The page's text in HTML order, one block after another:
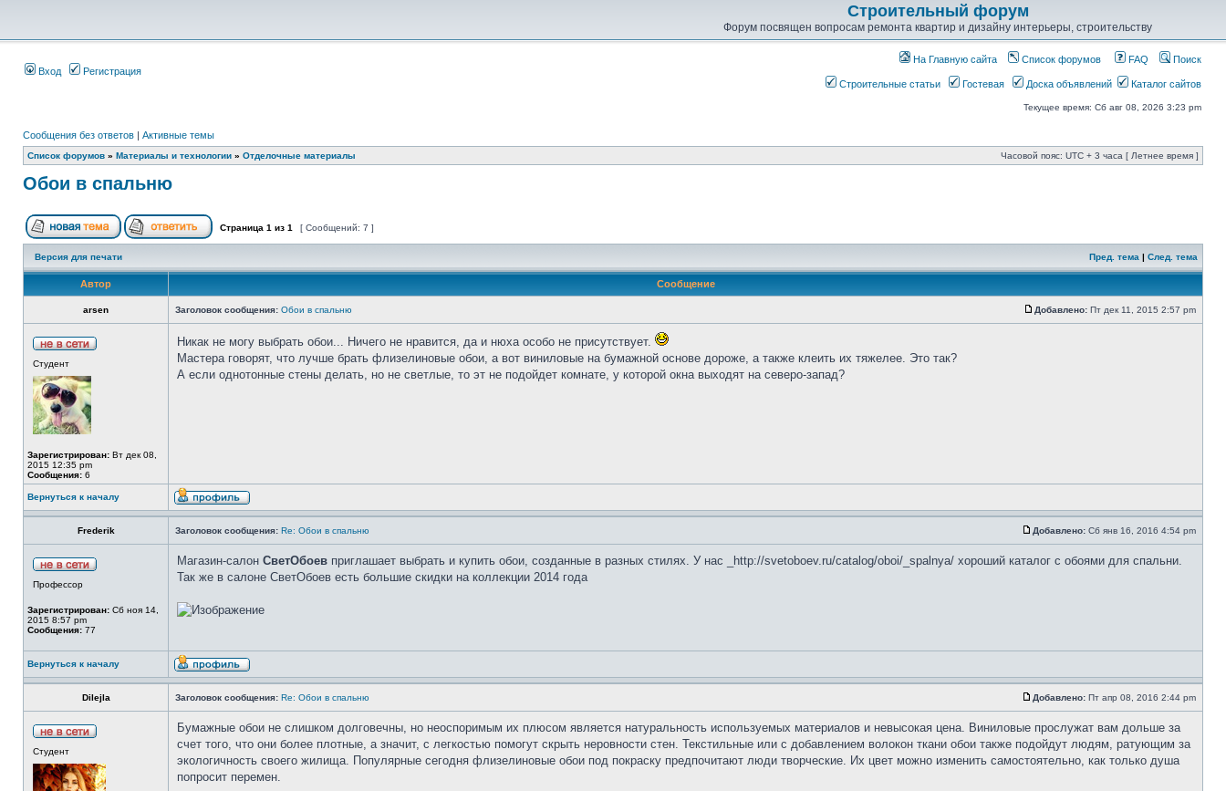
Строительный форум
Форум посвящен вопросам ремонта квартир и дизайну интерьеры, строительству
Вход Регистрация
На Главную сайта Список форумов FAQ Поиск
Строительные статьи Гостевая Доска объявлений Каталог сайтов
Текущее время: Сб авг 08, 2026 3:23 pm
Сообщения без ответов | Активные темы
Список форумов » Материалы и технологии » Отделочные материалы Часовой пояс: UTC + 3 часа [ Летнее время ]
Обои в спальню
Страница 1 из 1 [ Сообщений: 7 ]
Версия для печати Пред. тема | След. тема
Автор Сообщение
arsen Заголовок сообщения: Обои в спальню Добавлено: Пт дек 11, 2015 2:57 pm
Студент
Зарегистрирован: Вт дек 08,
2015 12:35 pm
Сообщения: 6
Никак не могу выбрать обои... Ничего не нравится, да и нюха особо не присутствует.
Мастера говорят, что лучше брать флизелиновые обои, а вот виниловые на бумажной основе дороже, а также клеить их тяжелее. Это так?
А если однотонные стены делать, но не светлые, то эт не подойдет комнате, у которой окна выходят на северо-запад?
Вернуться к началу
Frederik Заголовок сообщения: Re: Обои в спальню Добавлено: Сб янв 16, 2016 4:54 pm
Профессор
Зарегистрирован: Сб ноя 14,
2015 8:57 pm
Сообщения: 77
Магазин-салон СветОбоев приглашает выбрать и купить обои, созданные в разных стилях. У нас _http://svetoboev.ru/catalog/oboi/_spalnya/ хороший каталог с обоями для спальни.
Так же в салоне СветОбоев есть большие скидки на коллекции 2014 года
Вернуться к началу
Dilejla Заголовок сообщения: Re: Обои в спальню Добавлено: Пт апр 08, 2016 2:44 pm
Студент
Бумажные обои не слишком долговечны, но неоспоримым их плюсом является натуральность используемых материалов и невысокая цена. Виниловые прослужат вам дольше за
счет того, что они более плотные, а значит, с легкостью помогут скрыть неровности стен. Текстильные или с добавлением волокон ткани обои также подойдут людям, ратующим за
экологичность своего жилища. Популярные сегодня флизелиновые обои под покраску предпочитают люди творческие. Их цвет можно изменить самостоятельно, как только душа
попросит перемен.